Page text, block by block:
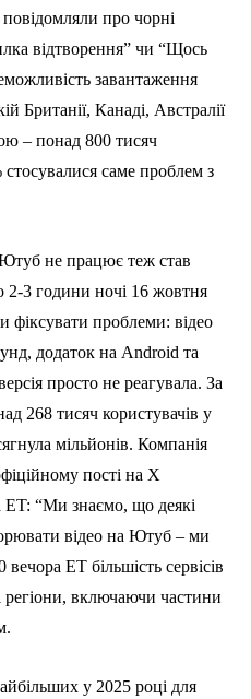
про чорні
відтворення” чи “Щось
завантаження
Британії, Канаді, Австралії
– понад 800 тисяч
саме проблем з
не працює теж став
2-3 години ночі 16 жовтня
фіксувати проблеми: відео
додаток на Android та
просто не реагувала. За
268 тисяч користувачів у
мільйонів. Компанія
пості на X
“Ми знаємо, що деякі
відео на Ютуб – ми
ET більшість сервісів
регіони, включаючи частини
у 2025 році для